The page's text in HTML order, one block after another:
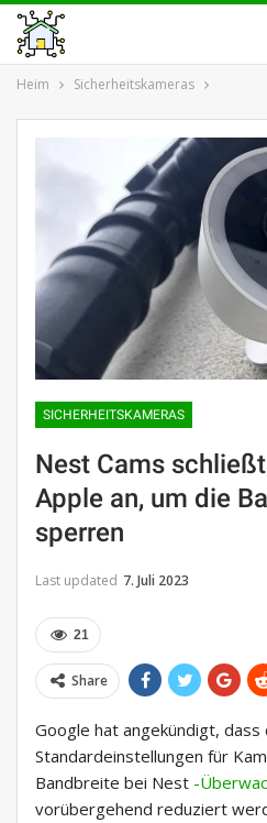
Heim Sicherheitskameras
SICHERHEITSKAMERAS
Nest Cams
Apple an, um die
sperren
Last updated 7. Juli 2023
21
Share
Google hat angekündigt, dass
Standardeinstellungen für
Bandbreite bei Nest -
vorübergehend reduziert